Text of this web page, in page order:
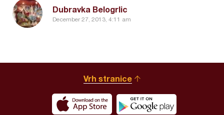
Dubravka Belogrlic
December 27, 2013, 4:11 am
Vrh stranice